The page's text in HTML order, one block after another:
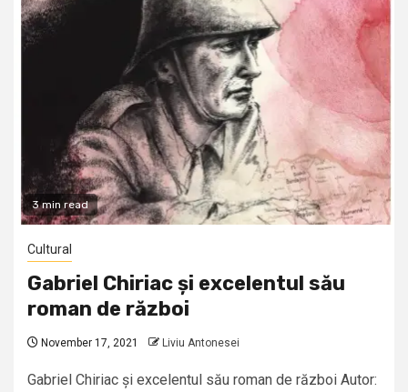
3 min read
Cultural
Gabriel Chiriac și excelentul său
roman de război
November 17, 2021 Liviu Antonesei
Gabriel Chiriac și excelentul său roman de război Autor: